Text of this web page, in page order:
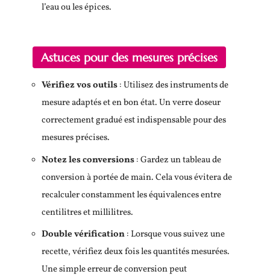
l’eau ou les épices.
Astuces pour des mesures précises
Vérifiez vos outils: Utilisez des instruments de
mesure adaptés et en bon état. Un verre doseur
correctement gradué est indispensable pour des
mesures précises.
Notez les conversions: Gardez un tableau de
conversion à portée de main. Cela vous évitera de
recalculer constamment les équivalences entre
centilitres et millilitres.
Double vérification: Lorsque vous suivez une
recette, vérifiez deux fois les quantités mesurées.
Une simple erreur de conversion peut